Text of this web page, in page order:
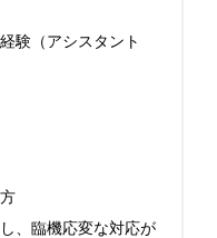
験（アシスタント
、臨機応変な対応が